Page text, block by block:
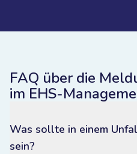
FAQ über die
im EHS-
Was sollte in einem
sein?